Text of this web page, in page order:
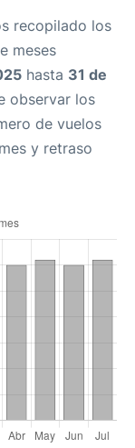
recopilado los
meses
hasta 31 de
observar los
de vuelos
y retraso